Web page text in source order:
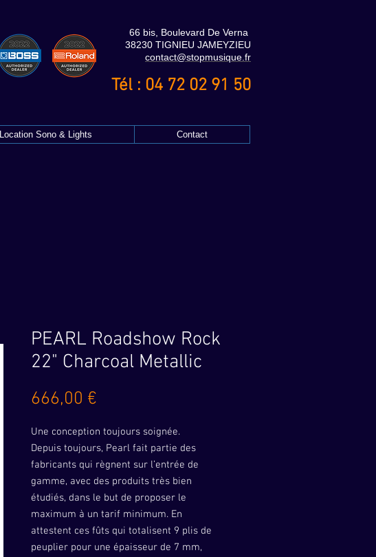
66 bis, Boulevard De Verna
38230 TIGNIEU JAMEYZIEU
contact@stopmusique.fr
Tél : 04 72 02 91 50
Location Sono & Lights Contact
PEARL Roadshow Rock
22" Charcoal Metallic
666,00 €
Une conception toujours soignée.
Depuis toujours, Pearl fait partie des
fabricants qui règnent sur l’entrée de
gamme, avec des produits très bien
étudiés, dans le but de proposer le
maximum à un tarif minimum. En
attestent ces fûts qui totalisent 9 plis de
peuplier pour une épaisseur de 7 mm,